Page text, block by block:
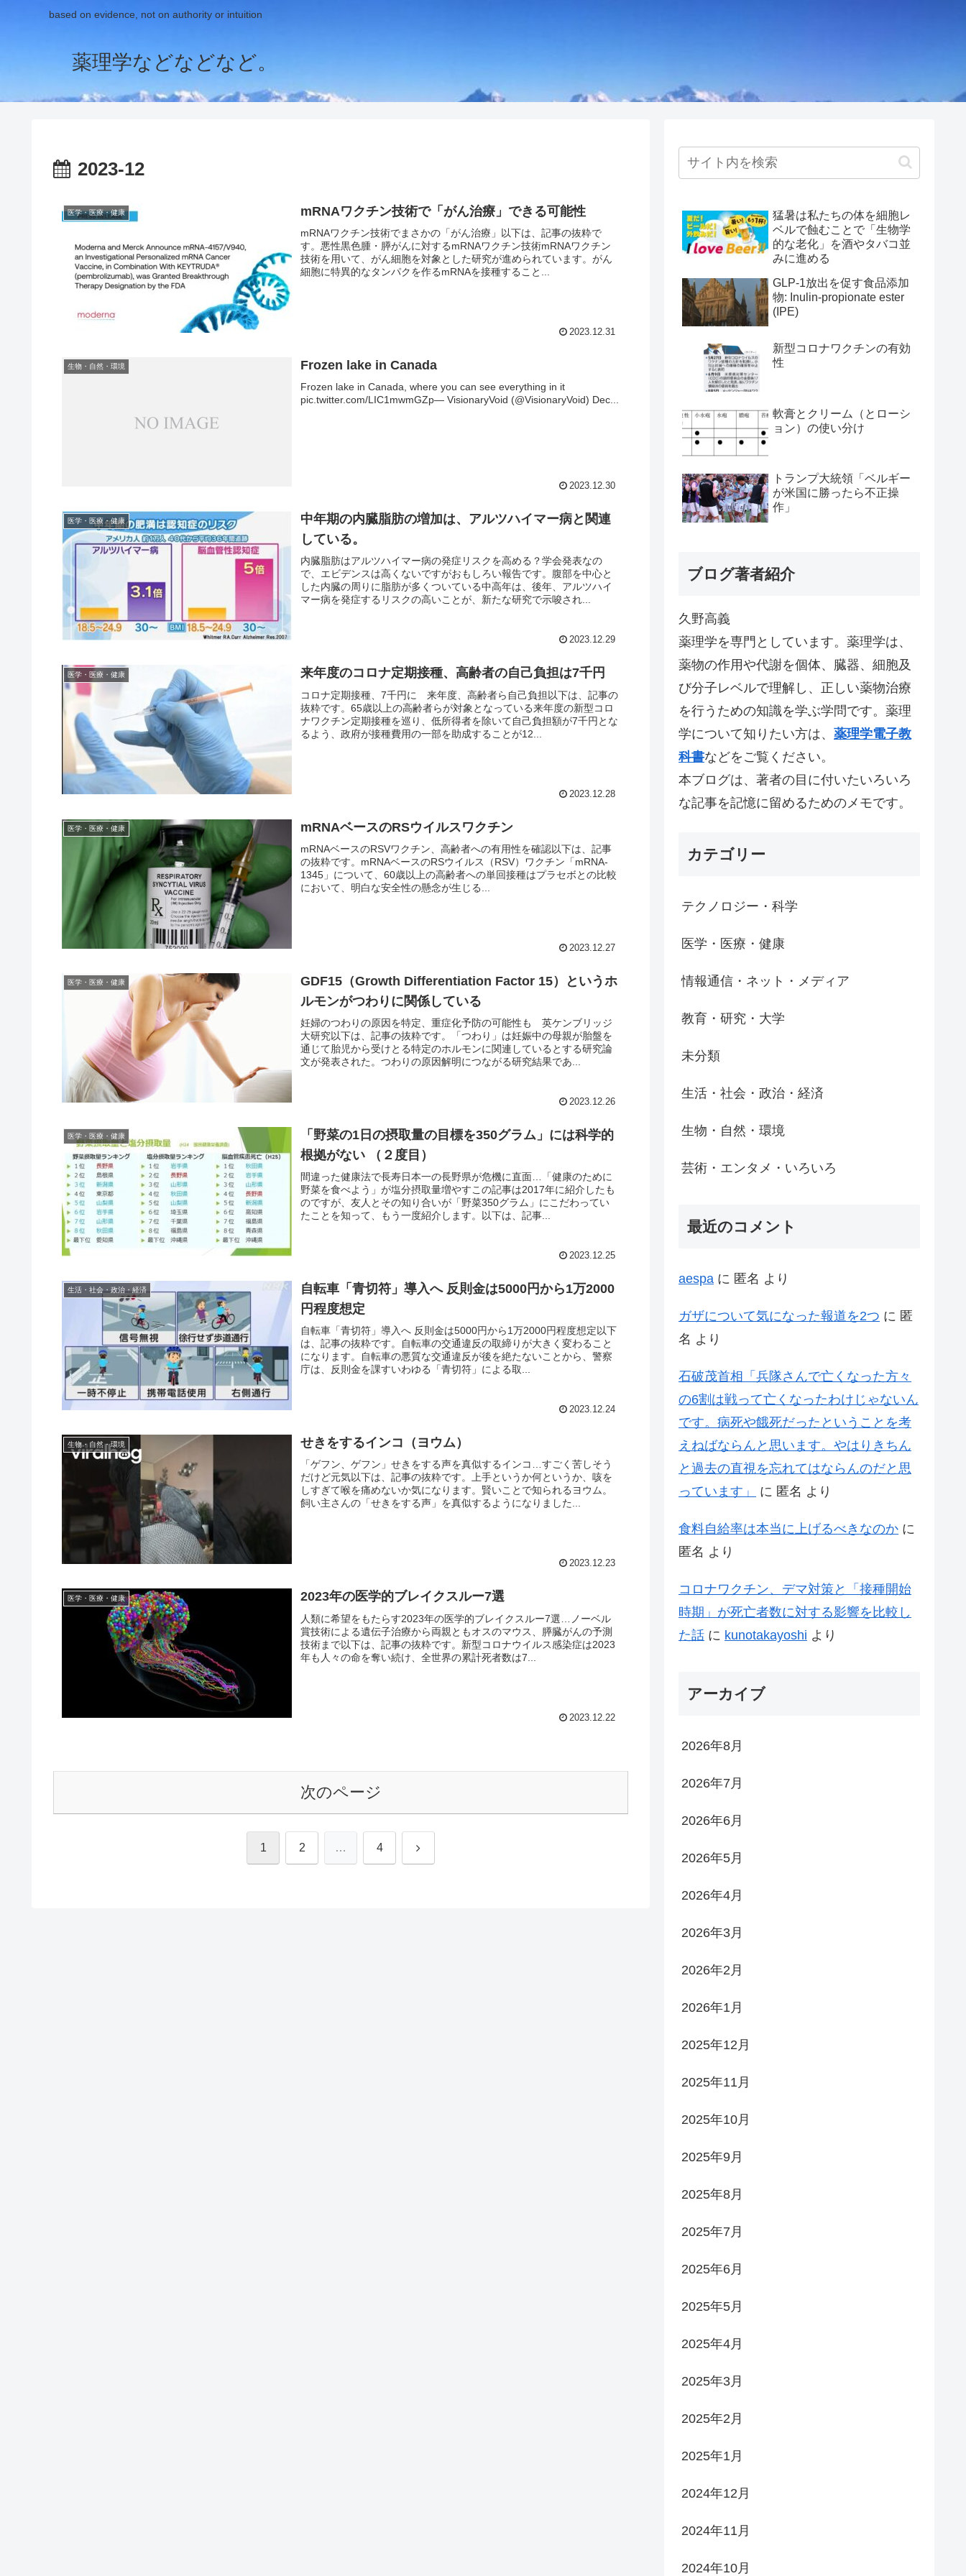
based on evidence, not on authority or intuition
薬理学などなどなど。
2023-12
医学・医療・健康 mRNAワクチン技術で「がん治療」できる可能性
mRNAワクチン技術でまさかの「がん治療」以下は、記事の抜粋で
す。悪性黒色腫・膵がんに対するmRNAワクチン技術mRNAワクチン
技術を用いて、がん細胞を対象とした研究が進められています。がん
細胞に特異的なタンパクを作るmRNAを接種すること...
2023.12.31
生物・自然・環境 Frozen lake in Canada
Frozen lake in Canada, where you can see everything in it
pic.twitter.com/LIC1mwmGZp— VisionaryVoid (@VisionaryVoid) Dec...
2023.12.30
医学・医療・健康
中年期の内臓脂肪の増加は、アルツハイマー病と関連
している。
内臓脂肪はアルツハイマー病の発症リスクを高める？学会発表なの
で、エビデンスは高くないですがおもしろい報告です。腹部を中心と
した内臓の周りに脂肪が多くついている中高年は、後年、アルツハイ
マー病を発症するリスクの高いことが、新たな研究で示唆され...
2023.12.29
医学・医療・健康 来年度のコロナ定期接種、高齢者の自己負担は7千円
コロナ定期接種、7千円に 来年度、高齢者ら自己負担以下は、記事の
抜粋です。65歳以上の高齢者らが対象となっている来年度の新型コロ
ナワクチン定期接種を巡り、低所得者を除いて自己負担額が7千円とな
るよう、政府が接種費用の一部を助成することが12...
2023.12.28
医学・医療・健康 mRNAベースのRSウイルスワクチン
mRNAベースのRSVワクチン、高齢者への有用性を確認以下は、記事
の抜粋です。mRNAベースのRSウイルス（RSV）ワクチン「mRNA-
1345」について、60歳以上の高齢者への単回接種はプラセボとの比較
において、明白な安全性の懸念が生じる...
2023.12.27
医学・医療・健康
GDF15（Growth Differentiation Factor 15）というホ
ルモンがつわりに関係している
妊婦のつわりの原因を特定、重症化予防の可能性も 英ケンブリッジ
大研究以下は、記事の抜粋です。「つわり」は妊娠中の母親が胎盤を
通じて胎児から受けとる特定のホルモンに関連しているとする研究論
文が発表された。つわりの原因解明につながる研究結果であ...
2023.12.26
医学・医療・健康
「野菜の1日の摂取量の目標を350グラム」には科学的
根拠がない （２度目）
間違った健康法で長寿日本一の長野県が危機に直面…「健康のために
野菜を食べよう」が塩分摂取量増やすこの記事は2017年に紹介したも
のですが、友人とその知り合いが「野菜350グラム」にこだわってい
たことを知って、もう一度紹介します。以下は、記事...
2023.12.25
生活・社会・政治・経済
自転車「青切符」導入へ 反則金は5000円から1万2000
円程度想定
自転車「青切符」導入へ 反則金は5000円から1万2000円程度想定以下
は、記事の抜粋です。自転車の交通違反の取締りが大きく変わること
になります。自転車の悪質な交通違反が後を絶たないことから、警察
庁は、反則金を課すいわゆる「青切符」による取...
2023.12.24
生物・自然・環境 せきをするインコ（ヨウム）
「ゲフン、ゲフン」せきをする声を真似するインコ…すごく苦しそう
だけど元気以下は、記事の抜粋です。上手というか何というか、咳を
しすぎて喉を痛めないか気になります。賢いことで知られるヨウム。
飼い主さんの「せきをする声」を真似するようになりました...
2023.12.23
医学・医療・健康 2023年の医学的ブレイクスルー7選
人類に希望をもたらす2023年の医学的ブレイクスルー7選…ノーベル
賞技術による遺伝子治療から両親ともオスのマウス、膵臓がんの予測
技術まで以下は、記事の抜粋です。新型コロナウイルス感染症は2023
年も人々の命を奪い続け、全世界の累計死者数は7...
2023.12.22
次のページ
1 2 … 4 次
猛暑は私たちの体を細胞レ
ベルで蝕むことで「生物学
的な老化」を酒やタバコ並
みに進める
GLP-1放出を促す食品添加
物: Inulin-propionate ester
(IPE)
新型コロナワクチンの有効
性
軟膏とクリーム（とローシ
ョン）の使い分け
トランプ大統領「ベルギー
が米国に勝ったら不正操
作」
ブログ著者紹介
久野高義
薬理学を専門としています。薬理学は、
薬物の作用や代謝を個体、臓器、細胞及
び分子レベルで理解し、正しい薬物治療
を行うための知識を学ぶ学問です。薬理
学について知りたい方は、 薬理学電子教
科書などをご覧ください。
本ブログは、著者の目に付いたいろいろ
な記事を記憶に留めるためのメモです。
カテゴリー
テクノロジー・科学
医学・医療・健康
情報通信・ネット・メディア
教育・研究・大学
未分類
生活・社会・政治・経済
生物・自然・環境
芸術・エンタメ・いろいろ
最近のコメント
aespa に 匿名 より
ガザについて気になった報道を2つ に 匿
名 より
石破茂首相「兵隊さんで亡くなった方々
の6割は戦って亡くなったわけじゃないん
です。病死や餓死だったということを考
えねばならんと思います。やはりきちん
と過去の直視を忘れてはならんのだと思
っています」
に 匿名 より
食料自給率は本当に上げるべきなのか に
匿名 より
コロナワクチン、デマ対策と「接種開始
時期」が死亡者数に対する影響を比較し
た話 に kunotakayoshi より
アーカイブ
2026年8月
2026年7月
2026年6月
2026年5月
2026年4月
2026年3月
2026年2月
2026年1月
2025年12月
2025年11月
2025年10月
2025年9月
2025年8月
2025年7月
2025年6月
2025年5月
2025年4月
2025年3月
2025年2月
2025年1月
2024年12月
2024年11月
2024年10月